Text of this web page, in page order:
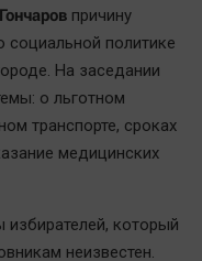
причину
социальной политике
На заседании
о льготном
транспорте, сроках
медицинских
который
неизвестен.